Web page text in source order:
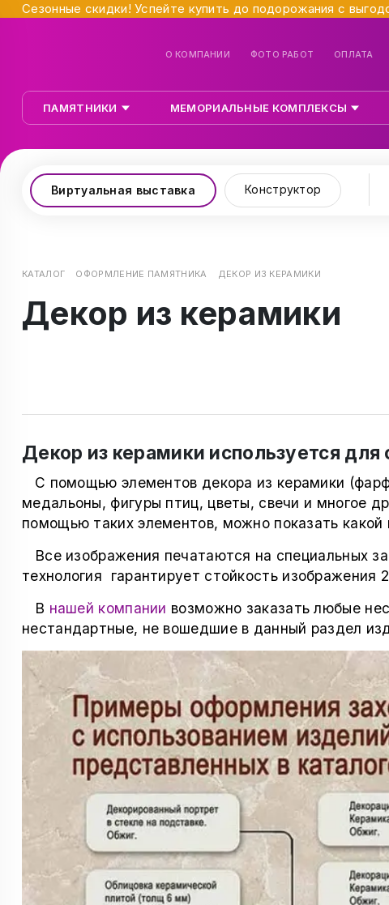
Сезонные скидки! Успейте купить до подорожания с
О КОМПАНИИ ФОТО РАБОТ ОПЛАТА
ПАМЯТНИКИ МЕМОРИАЛЬНЫЕ КОМПЛЕКСЫ
Виртуальная выставка Конструктор
КАТАЛОГ ОФОРМЛЕНИЕ ПАМЯТНИКА ДЕКОР ИЗ КЕРАМИКИ
Декор из керамики
Декор из керамики используется
С помощью элементов декора из керамики
медальоны, фигуры птиц, цветы, свечи и многое
помощью таких элементов, можно показать
Все изображения печатаются на специальных
технология
гарантирует стойкость изображения
В нашей компании возможно заказать любые
нестандартные, не вошедшие в данный раздел